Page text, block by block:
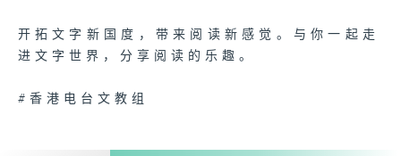
开拓文字新国度，带来阅读新感觉。与你一起走
进文字世界，分享阅读的乐趣。
#香港电台文教组